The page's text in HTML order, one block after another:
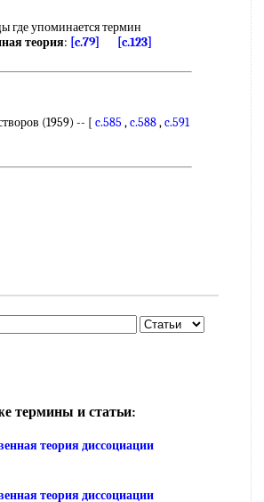
где упоминается термин
теория: [c.79]
[c.123]
(1959) -- [ c.585 ,c.588,c.591
термины и статьи:
теория диссоциации
теория диссоциации